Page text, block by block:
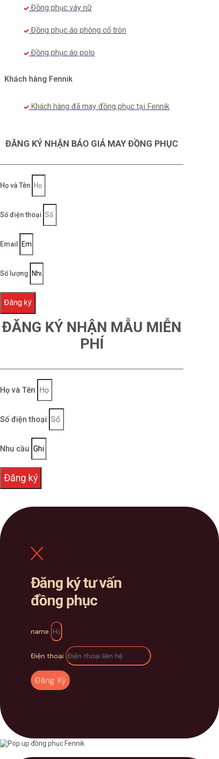
Đồng phục váy nữ
Đồng phục áo phông cổ tròn
Đồng phục áo polo
Khách hàng Fennik
Khách hàng đã may đồng phục tại Fennik
ĐĂNG KÝ NHẬN BÁO GIÁ MAY ĐỒNG PHỤC
Họ và Tên
Số điện thoại
Email
Số lượng
Đăng ký
ĐĂNG KÝ NHẬN MẪU MIỄN
PHÍ
Họ và Tên
Số điện thoại
Nhu cầu
Đăng ký
Đăng ký tư vấn
đồng phục
name
Điện thoại
Đăng Ký